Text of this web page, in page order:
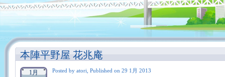
本陣平野屋 花兆庵
1月 Posted by atori, Published on 29 1月 2013